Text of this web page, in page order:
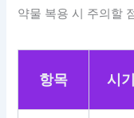
약물 복용 시 주의할
항목 시기